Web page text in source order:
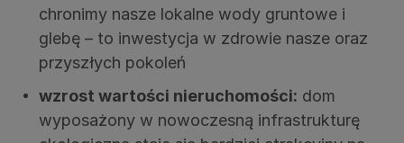
chronimy nasze lokalne wody gruntowe i
glebę – to inwestycja w zdrowie nasze oraz
przyszłych pokoleń
wzrost wartości nieruchomości: dom
wyposażony w nowoczesną infrastrukturę